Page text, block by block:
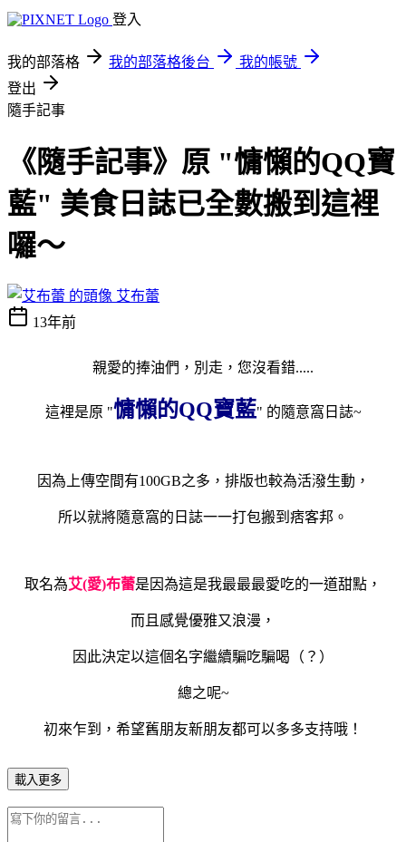
登入
我的部落格 我的部落格後台
我的帳號
登出
隨手記事
《隨手記事》原 "慵懶的QQ寶
藍" 美食日誌已全數搬到這裡
囉～
艾布蕾
13年前
親愛的捧油們，別走，您沒看錯.....
這裡是原 "慵懶的QQ寶藍" 的隨意窩日誌~
因為上傳空間有100GB之多，排版也較為活潑生動，
所以就將隨意窩的日誌一一打包搬到痞客邦。
取名為艾(愛)布蕾是因為這是我最最最愛吃的一道甜點，
而且感覺優雅又浪漫，
因此決定以這個名字繼續騙吃騙喝（？）
總之呢~
初來乍到，希望舊朋友新朋友都可以多多支持哦！
載入更多